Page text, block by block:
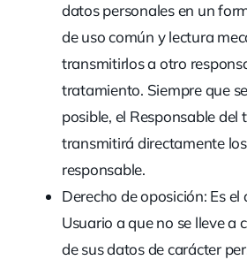
datos personales en un
de uso común y lectura
transmitirlos a otro
tratamiento. Siempre que
posible, el Responsable del
transmitirá directamente
responsable.
Derecho de oposición: Es el
Usuario a que no se lleve a
de sus datos de carácter